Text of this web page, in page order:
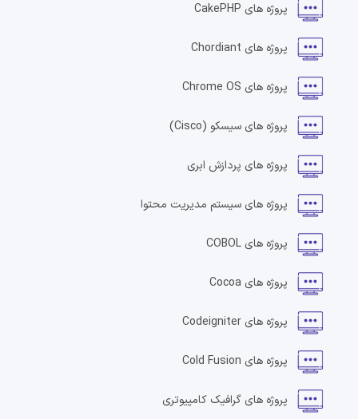
پروژه های CakePHP
پروژه های Chordiant
پروژه های Chrome OS
پروژه های سیسکو (Cisco)
پروژه های پردازش ابری
پروژه های سیستم مدیریت محتوا
پروژه های COBOL
پروژه های Cocoa
پروژه های Codeigniter
پروژه های Cold Fusion
پروژه های گرافیک کامپیوتری